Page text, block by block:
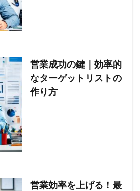
営業成功の鍵｜効率的
なターゲットリストの
作り方
営業効率を上げる！最